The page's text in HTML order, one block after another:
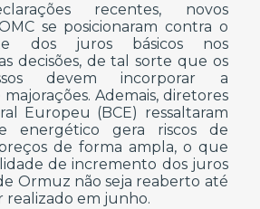
recentes, novos
se posicionaram contra o
dos juros básicos nos
decisões, de tal sorte que os
devem incorporar a
Ademais, diretores
Europeu (BCE) ressaltaram
energético gera riscos de
de forma ampla, o que
de incremento dos juros
Ormuz não seja reaberto até
realizado em junho.